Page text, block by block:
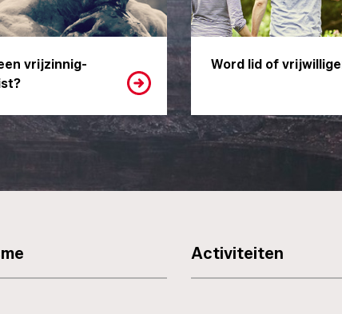
vrijzinnig-
Word lid of
Activiteiten